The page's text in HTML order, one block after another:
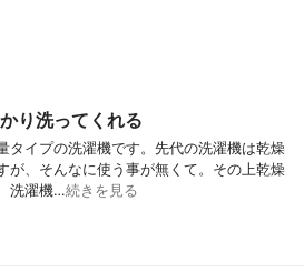
り洗ってくれる
タイプの洗濯機です。先代の洗濯機は乾燥
が、そんなに使う事が無くて。その上乾燥
洗濯機…続きを見る